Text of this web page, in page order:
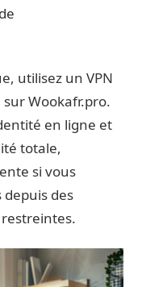
utilisez un VPN
Wookafr.pro.
en ligne et
totale,
si vous
depuis des